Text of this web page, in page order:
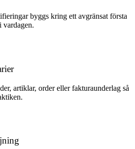
byggs kring ett avgränsat första
vardagen.
artiklar, order eller fakturaunderlag så